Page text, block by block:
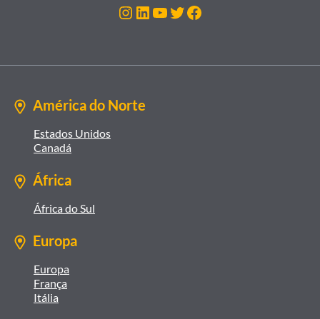
Instagram
LinkedIn
Youtube
Twitter
Facebook
América do Norte
Estados Unidos
Canadá
África
África do Sul
Europa
Europa
França
Itália